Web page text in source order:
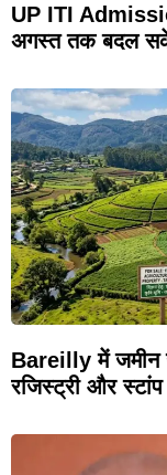
UP ITI
अगस्त तक बदल
Bareilly में जमीन
रजिस्ट्री और